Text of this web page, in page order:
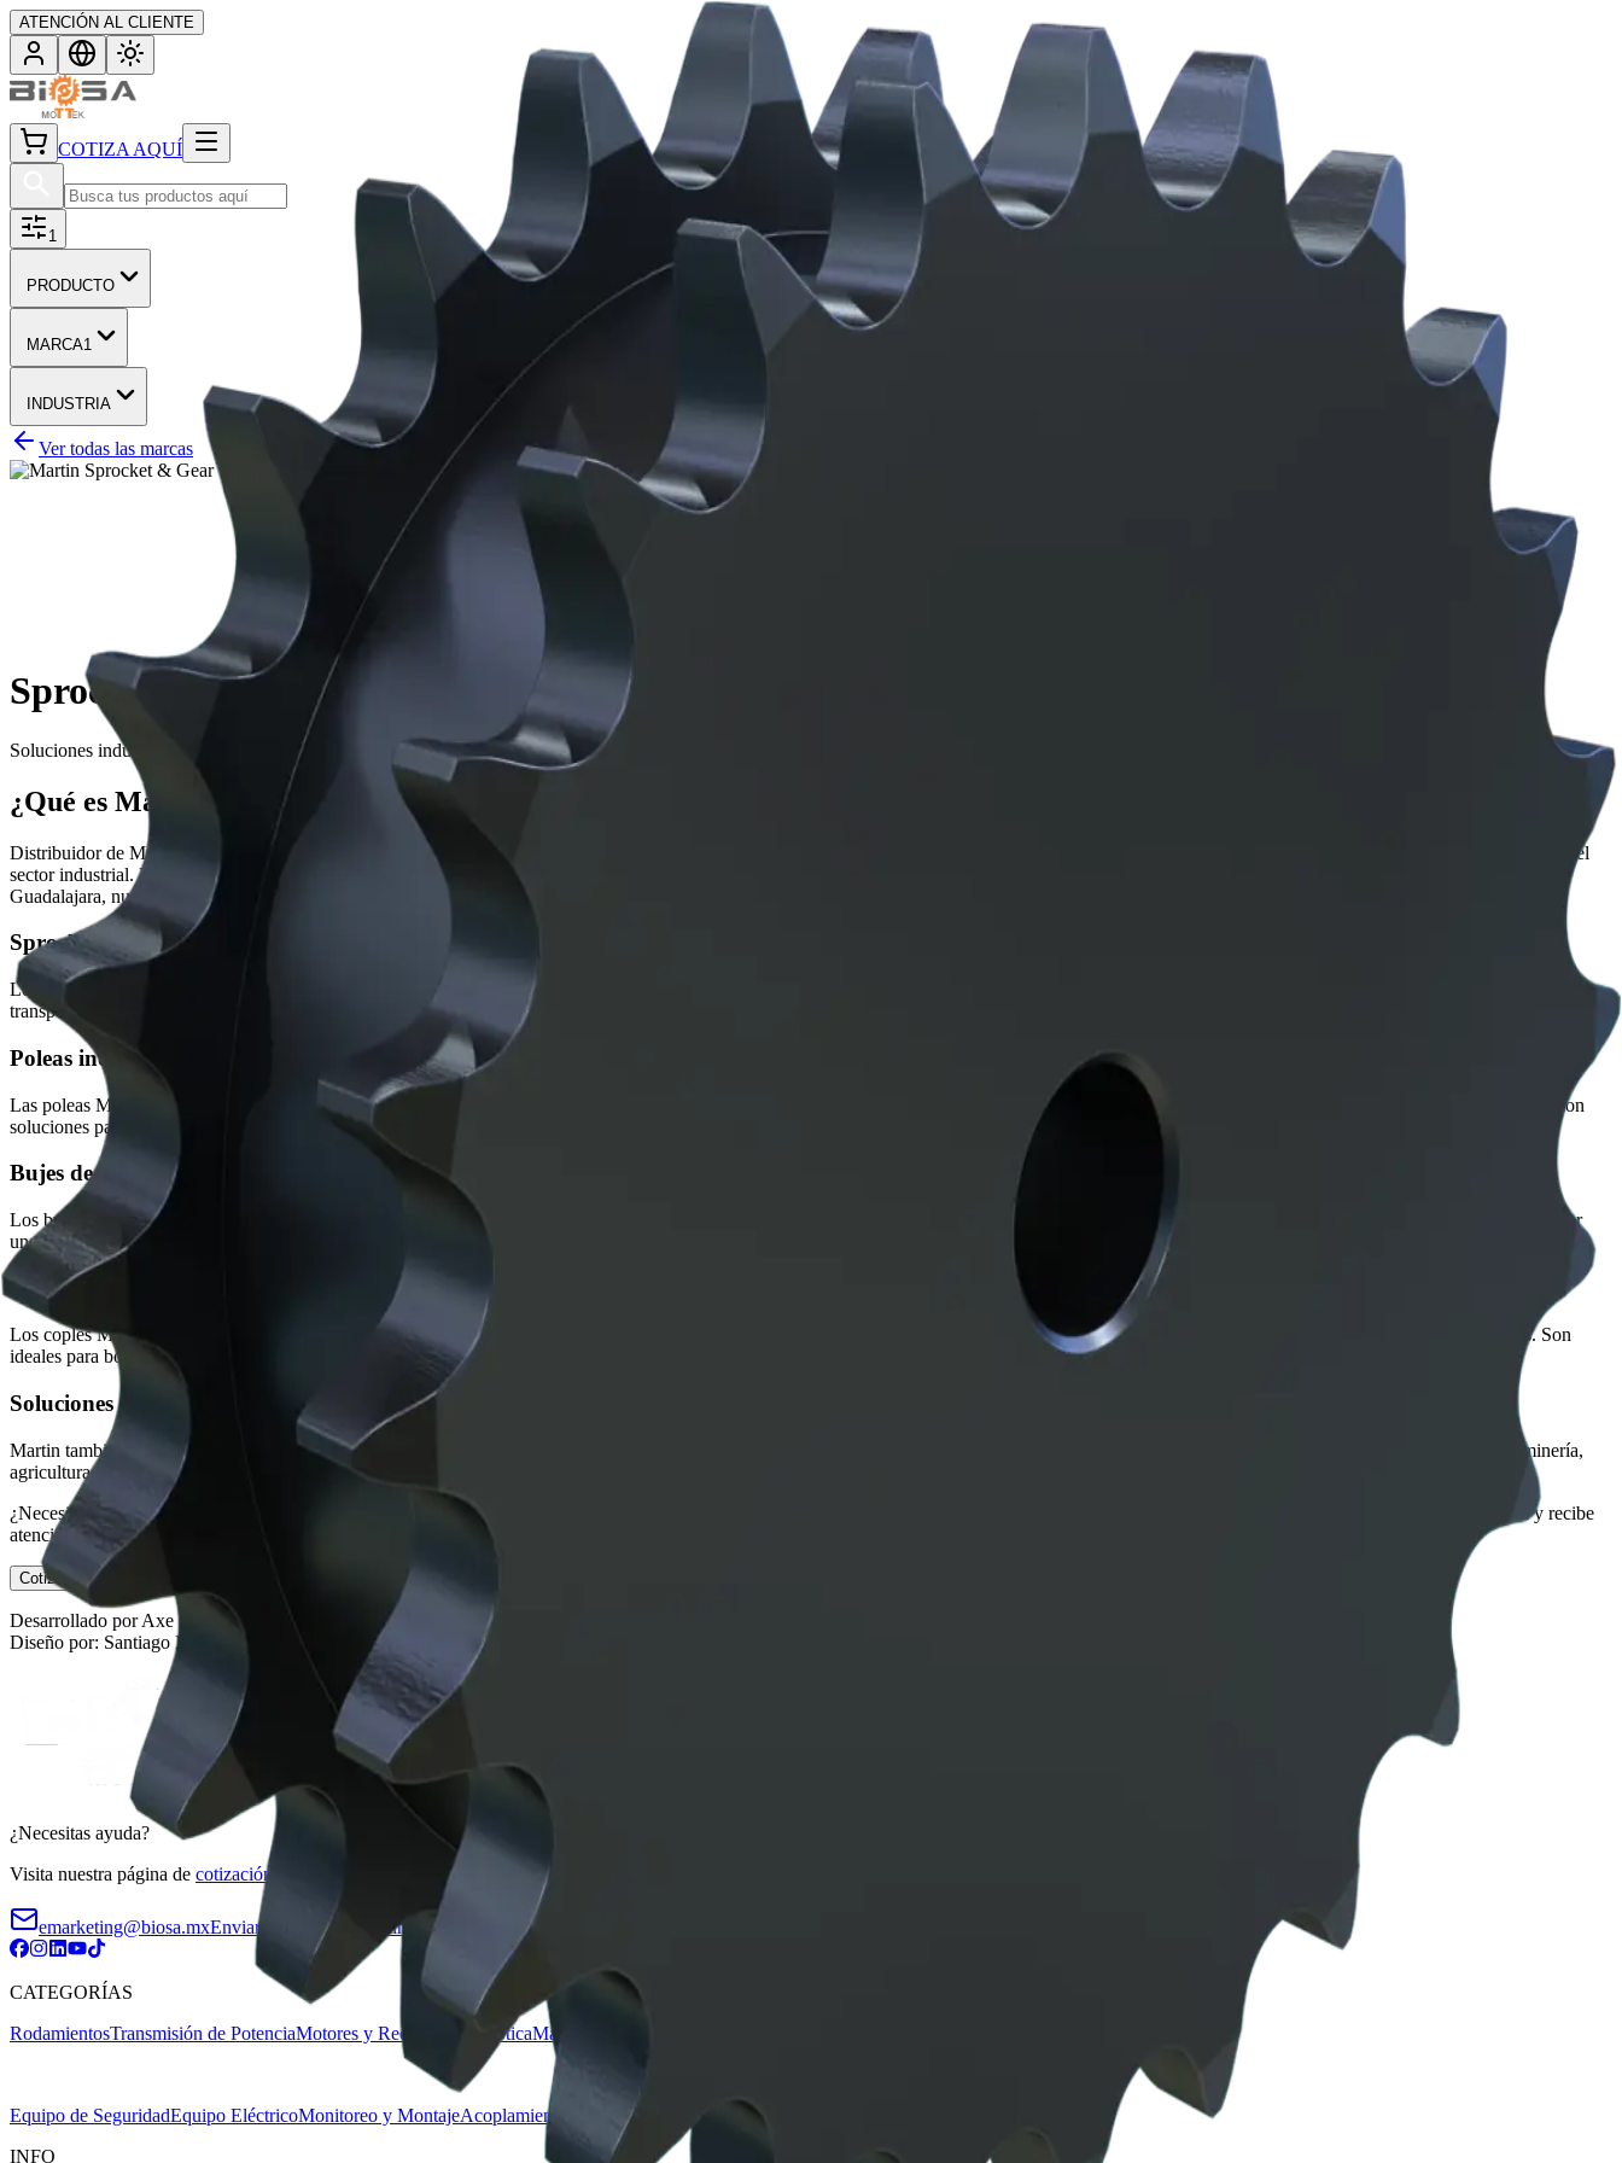
ATENCIÓN AL CLIENTE
COTIZA AQUÍ
1
PRODUCTO
MARCA1
INDUSTRIA
Ver todas las marcas
Sprockets y Catarinas MARTIN en México | Poleas, Engranes, Cadenas — BIOSA Motion
Soluciones industriales de Martin Sprocket & Gear con soporte técnico BIOSA en México.
¿Qué es Martin Sprocket & Gear?
Distribuidor de Martin Sprocket & Gear en México, BIOSA Motion Technologies ofrece soluciones para transmisión de potencia y manejo de materiales respaldadas por una de las marcas más reconocidas del
sector industrial. Nuestro equipo brinda asesoría técnica para seleccionar el componente adecuado según las necesidades de cada aplicación, atendiendo proyectos en todo el país desde nuestra Matriz en
Guadalajara, nuestras sucursales en Monterrey, Querétaro, León, Aguascalientes y Hermosillo, con cobertura y envíos a todo México.
Sprockets industriales
Los sprockets Martin están diseñados para transmitir movimiento mediante sistemas de cadena con alta precisión y una larga vida útil. Disponibles en BIOSA Motion Technologies, son ideales para bandas
transportadoras, elevadores, maquinaria agrícola, equipos de procesamiento y líneas de producción.
Poleas industriales
Las poleas Martin permiten transmitir potencia mediante bandas con un funcionamiento suave y eficiente, ayudando a optimizar el rendimiento de motores, bombas, ventiladores y compresores. Contamos con
soluciones para mejorar la eficiencia y reducir el mantenimiento en aplicaciones industriales.
Bujes de fijación
Los bujes Martin facilitan el montaje y desmontaje de poleas, catarinas y engranes, proporcionando una fijación segura y precisa. Nuestro equipo puede ayudarte a seleccionar el buje adecuado para garantizar
una instalación confiable y un mantenimiento más eficiente.
Coples industriales
Los coples Martin transmiten torque de forma eficiente mientras compensan pequeñas desalineaciones y absorben vibraciones, protegiendo motores, reductores, bombas y otros componentes mecánicos. Son
ideales para bombas, ventiladores, compresores, mezcladoras y bandas transportadoras.
Soluciones para manejo de materiales
Martin también desarrolla soluciones para manejo de materiales diseñadas para transportar productos de forma segura y continua en procesos industriales. Disponemos de equipos para aplicaciones en minería,
agricultura, alimentos y bebidas, cemento, química y manufactura, respaldados por asesoría técnica especializada.
¿Necesitas productos Martin Sprocket & Gear? En BIOSA Motion Technologies te ayudamos a seleccionar la mejor solución para tu aplicación con asesoría técnica especializada. Solicita tu cotización y recibe
atención personalizada para tu proyecto industrial.
Cotizar ahora Ver productos Martin Sprocket & Gear
Desarrollado por Axe Javier Navor Garcia
Diseño por: Santiago Mercado
¿Necesitas ayuda?
Visita nuestra página de cotización y contacto o escríbenos:
emarketing@biosa.mxEnviar correo a emarketing@biosa.mx +52 33 3810 3447
CATEGORÍAS
RodamientosTransmisión de PotenciaMotores y Reductores RobóticaManejo de Materiales
Equipo de SeguridadEquipo EléctricoMonitoreo y MontajeAcoplamientos
Robot Soldador
INFO